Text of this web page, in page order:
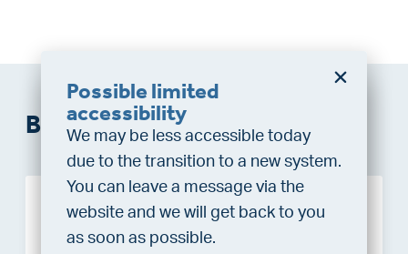
Bouwnummers
Sold
Do you want a better
chance at being assigned a
home?
Do the financing check and get
“priority” allocation. As an exclusive
service, VLIEG Mortgages offers
Possible limited
accessibility
We may be less accessible today
due to the transition to a new system.
You can leave a message via the
website and we will get back to you
as soon as possible.